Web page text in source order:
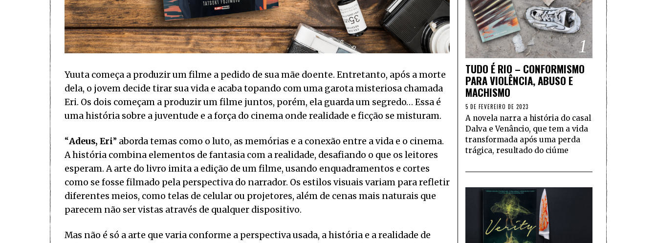
Yuuta começa a produzir um filme a pedido de sua mãe doente. Entretanto, após a morte
dela, o jovem decide tirar sua vida e acaba topando com uma garota misteriosa chamada
Eri. Os dois começam a produzir um filme juntos, porém, ela guarda um segredo… Essa é
uma história sobre a juventude e a força do cinema onde realidade e ficção se misturam.
“Adeus, Eri” aborda temas como o luto, as memórias e a conexão entre a vida e o cinema.
A história combina elementos de fantasia com a realidade, desafiando o que os leitores
esperam. A arte do livro imita a edição de um filme, usando enquadramentos e cortes
como se fosse filmado pela perspectiva do narrador. Os estilos visuais variam para refletir
diferentes meios, como telas de celular ou projetores, além de cenas mais naturais que
parecem não ser vistas através de qualquer dispositivo.
Mas não é só a arte que varia conforme a perspectiva usada, a história e a realidade de
1
TUDO É RIO – CONFORMISMO
PARA VIOLÊNCIA, ABUSO E
MACHISMO
5 DE FEVEREIRO DE 2023
A novela narra a história do casal
Dalva e Venâncio, que tem a vida
transformada após uma perda
trágica, resultado do ciúme